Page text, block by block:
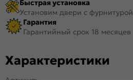
Быстрая установка
Установим двери с фурнитурой
Гарантия
Гарантийный срок 18 месяцев
Характеристики